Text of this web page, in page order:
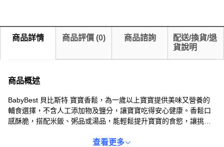
商品詳情 商品評價 (0) 商品諮詢
配送/換貨/退
貨說明
商品概述
BabyBest 貝比斯特 寶寶香鬆，為一歲以上寶寶提供美味又營養的
輔食選擇，不含人工添加物及鹽分，讓寶寶吃得安心健康。香鬆口
感酥脆，搭配米飯、粥品或湯品，能輕鬆提升寶寶的食慾，讓挑食
補充營養。BabyBest 堅持為寶寶提供最好的食品，讓媽媽們放心選
查看更多